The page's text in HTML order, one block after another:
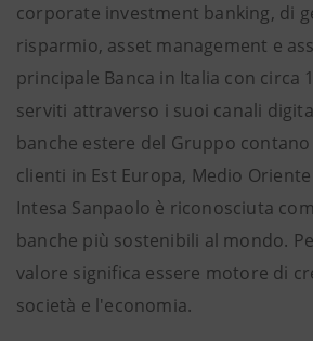
corporate investment banking, di
risparmio, asset management e
principale Banca in Italia con circa
serviti attraverso i suoi canali
banche estere del Gruppo
clienti in Est Europa, Medio
Intesa Sanpaolo è riconosciuta
banche più sostenibili al mondo.
valore significa essere motore di
società e l'economia.